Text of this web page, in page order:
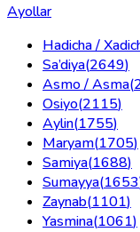
Ayollar
Hadicha /
Sa’diya(2649)
Asmo / Asma(
Osiyo(2115)
Aylin(1755)
Maryam(1705)
Samiya(1688)
Sumayya(1653
Zaynab(1101)
Yasmina(1061)